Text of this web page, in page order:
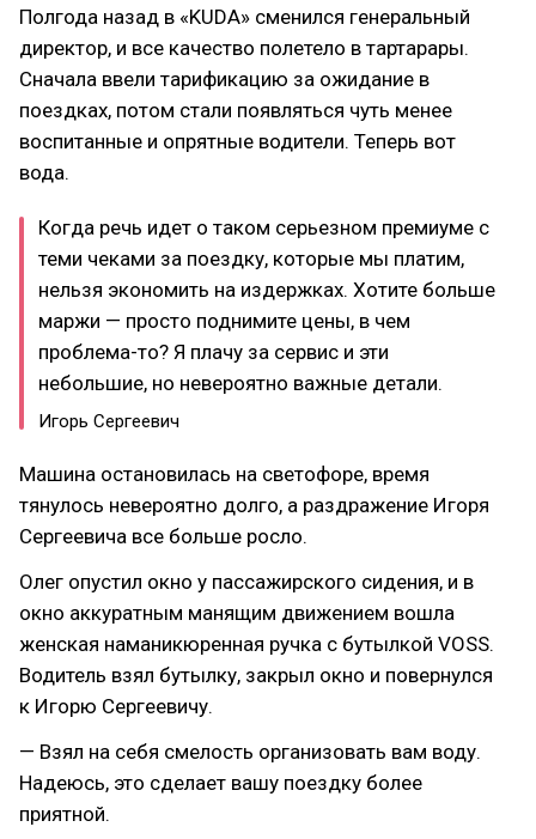
Полгода назад в «KUDA» сменился генеральный
директор, и все качество полетело в тартарары.
Сначала ввели тарификацию за ожидание в
поездках, потом стали появляться чуть менее
воспитанные и опрятные водители. Теперь вот
вода.
Когда речь идет о таком серьезном премиуме с
теми чеками за поездку, которые мы платим,
нельзя экономить на издержках. Хотите больше
маржи — просто поднимите цены, в чем
проблема-то? Я плачу за сервис и эти
небольшие, но невероятно важные детали.
Игорь Сергеевич
Машина остановилась на светофоре, время
тянулось невероятно долго, а раздражение Игоря
Сергеевича все больше росло.
Олег опустил окно у пассажирского сидения, и в
окно аккуратным манящим движением вошла
женская наманикюренная ручка с бутылкой VOSS.
Водитель взял бутылку, закрыл окно и повернулся
к Игорю Сергеевичу.
— Взял на себя смелость организовать вам воду.
Надеюсь, это сделает вашу поездку более
приятной.